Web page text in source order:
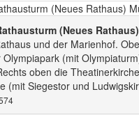
(Neues Rathaus)
und der Marienhof.
Olympiapark (mit
oben die
(mit Siegestor und